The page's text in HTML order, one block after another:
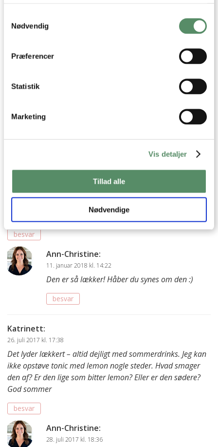
Indsamle præcise oplysninger om din placering,
der kan være nøjagtig inden for få meter
Identificere din enhed baseret på en scanning af
Nødvendig
Præferencer
Statistik
Marketing
Vis detaljer
Tillad alle
Nødvendige
Ann-Christine
Hej Freja,
skrevet på og mængden af lime er også skrevet
bedre :) – og smag endelig godt til, så du synes
sammen med den nye batch af hjemmelavet tonicsirup!
besvar
Ann-Christine:
11. januar 2018 kl. 14:22
Den er så lækker! Håber du synes om den :)
besvar
Katrinett:
26. juli 2017 kl. 17:38
Det lyder lækkert – altid dejligt med sommerdrinks. Jeg kan
ikke opstøve tonic med lemon nogle steder. Hvad smager
den af? Er den lige som bitter lemon? Eller er den sødere?
God sommer
besvar
Ann-Christine:
28. juli 2017 kl. 18:36